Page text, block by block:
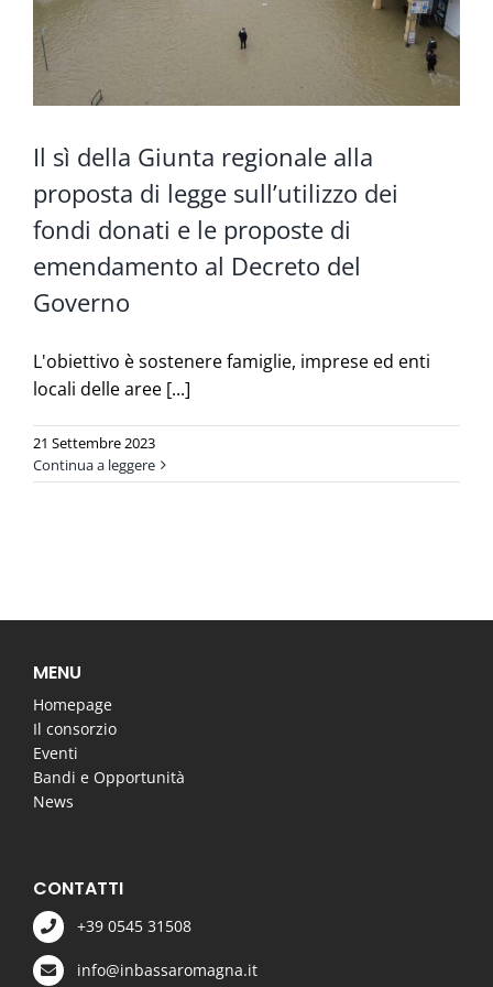
Il sì della Giunta regionale alla
proposta di legge sull’utilizzo dei
fondi donati e le proposte di
emendamento al Decreto del
Governo
L'obiettivo è sostenere famiglie, imprese ed enti
locali delle aree [...]
21 Settembre 2023
Continua a leggere
MENU
Homepage
Il consorzio
Eventi
Bandi e Opportunità
News
CONTATTI
+39 0545 31508
info@inbassaromagna.it